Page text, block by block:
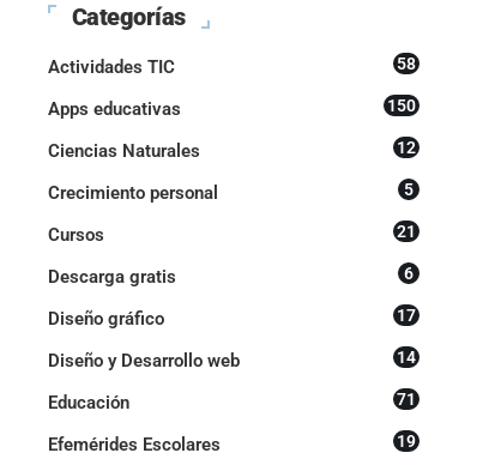
Categorías
Actividades TIC 58
Apps educativas 150
Ciencias Naturales 12
Crecimiento personal 5
Cursos 21
Descarga gratis 6
Diseño gráfico 17
Diseño y Desarrollo web 14
Educación 71
Efemérides Escolares 19